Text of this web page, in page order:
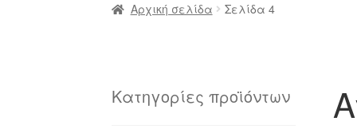
Αρχική σελίδα Σελίδα 4
Κατηγορίες προϊόντων